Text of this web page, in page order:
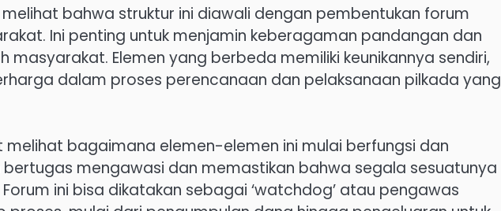
bahwa struktur ini diawali dengan pembentukan forum
Ini penting untuk menjamin keberagaman pandangan dan
Elemen yang berbeda memiliki keunikannya sendiri,
dalam proses perencanaan dan pelaksanaan pilkada yang
bagaimana elemen-elemen ini mulai berfungsi dan
mengawasi dan memastikan bahwa segala sesuatunya
ini bisa dikatakan sebagai ‘watchdog’ atau pengawas